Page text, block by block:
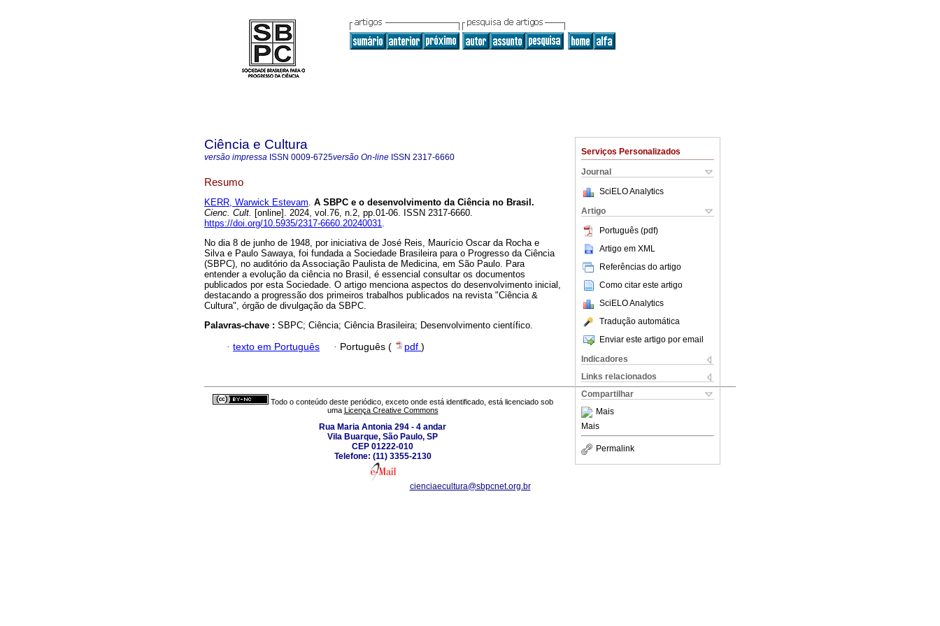
Serviços Personalizados
Journal
SciELO Analytics
Artigo
Português (pdf)
Artigo em XML
Referências do artigo
Como citar este artigo
SciELO Analytics
Tradução automática
Enviar este artigo por email
Indicadores
Links relacionados
Compartilhar
Mais
Mais
Permalink
Ciência e Cultura
versão impressa ISSN 0009-6725versão On-line ISSN 2317-6660
Resumo
KERR, Warwick Estevam. A SBPC e o desenvolvimento da Ciência no Brasil .
Cienc. Cult. [online]. 2024, vol.76, n.2, pp.01-06. ISSN 2317-6660.
https://doi.org/10.5935/2317-6660.20240031.
No dia 8 de junho de 1948, por iniciativa de José Reis, Maurício Oscar da Rocha e
Silva e Paulo Sawaya, foi fundada a Sociedade Brasileira para o Progresso da Ciência
(SBPC), no auditório da Associação Paulista de Medicina, em São Paulo. Para
entender a evolução da ciência no Brasil, é essencial consultar os documentos
publicados por esta Sociedade. O artigo menciona aspectos do desenvolvimento inicial,
destacando a progressão dos primeiros trabalhos publicados na revista "Ciência &
Cultura", órgão de divulgação da SBPC.
Palavras-chave : SBPC; Ciência; Ciência Brasileira; Desenvolvimento científico.
· texto em Português · Português ( pdf )
Todo o conteúdo deste periódico, exceto onde está identificado, está licenciado sob
uma Licença Creative Commons
Rua Maria Antonia 294 - 4 andar
Vila Buarque, São Paulo, SP
CEP 01222-010
Telefone: (11) 3355-2130
cienciaecultura@sbpcnet.org.br